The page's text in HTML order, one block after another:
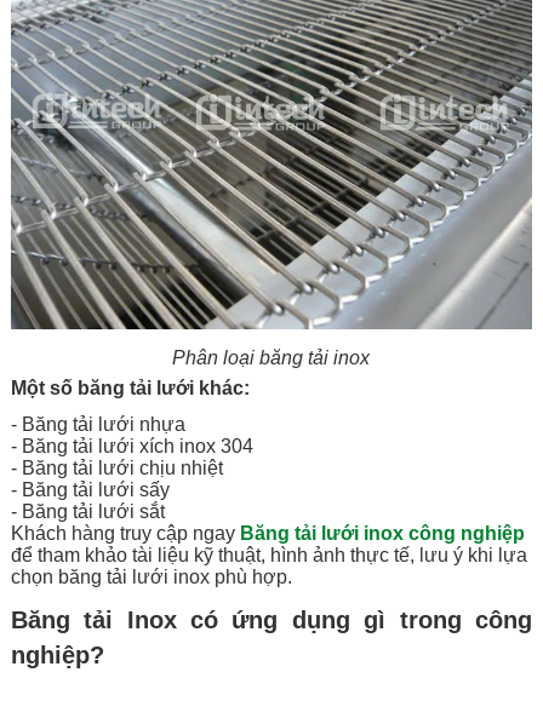
Phân loại băng tải inox
Một số băng tải lưới khác:
- Băng tải lưới nhựa
- Băng tải lưới xích inox 304
- Băng tải lưới chịu nhiệt
- Băng tải lưới sấy
- Băng tải lưới sắt
Khách hàng truy cập ngay Băng tải lưới inox công nghiệp
để tham khảo tài liệu kỹ thuật, hình ảnh thực tế, lưu ý khi lựa
chọn băng tải lưới inox phù hợp.
Băng tải Inox có ứng dụng gì trong công
nghiệp?